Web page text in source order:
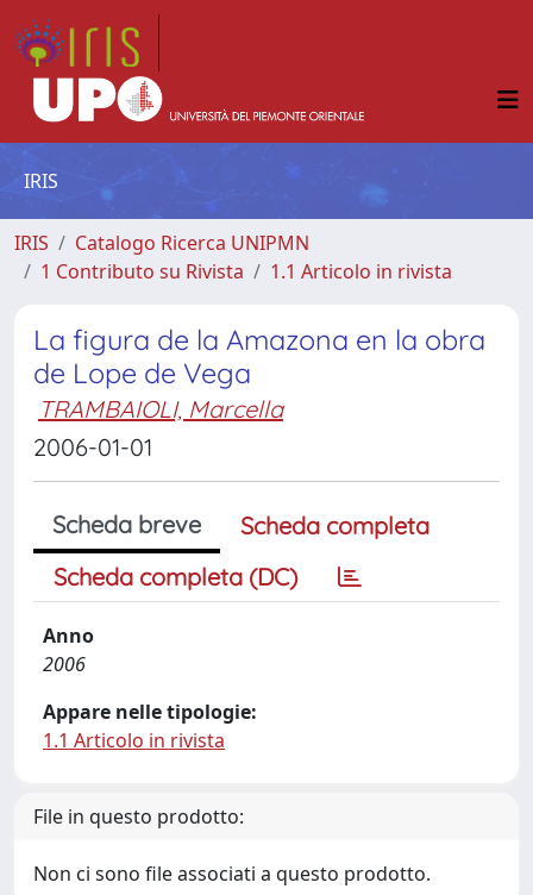
IRIS
IRIS
Catalogo Ricerca UNIPMN
1 Contributo su Rivista
1.1 Articolo in rivista
La figura de la Amazona en la obra
de Lope de Vega
TRAMBAIOLI, Marcella
2006-01-01
Scheda breve
Scheda completa
Scheda completa (DC)
Anno
2006
Appare nelle tipologie:
1.1 Articolo in rivista
File in questo prodotto:
Non ci sono file associati a questo prodotto.